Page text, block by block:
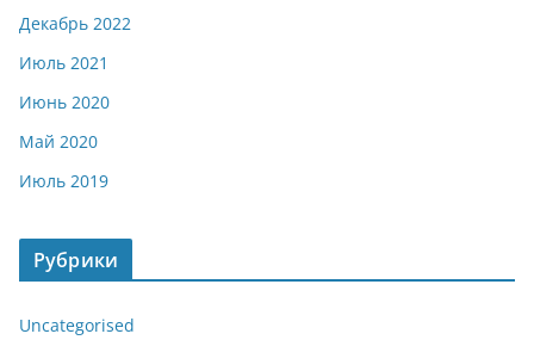
Декабрь 2022
Июль 2021
Июнь 2020
Май 2020
Июль 2019
Рубрики
Uncategorised